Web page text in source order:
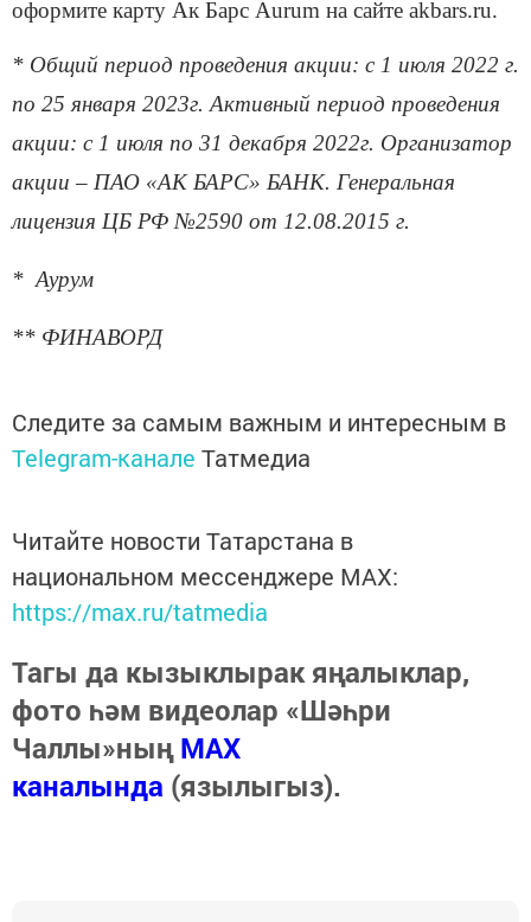
оформите карту Ак Барс Aurum на сайте akbars.ru.
* Общий период проведения акции: с 1 июля 2022 г.
по 25 января 2023г. Активный период проведения
акции: с 1 июля по 31 декабря 2022г. Организатор
акции – ПАО «АК БАРС» БАНК. Генеральная
лицензия ЦБ РФ №2590 от 12.08.2015 г.
* Аурум
** ФИНАВОРД
Следите за самым важным и интересным в
Telegram-канале Татмедиа
Читайте новости Татарстана в
национальном мессенджере MАХ:
https://max.ru/tatmedia
Тагы да кызыклырак яңалыклар,
фото һәм видеолар «Шәһри
Чаллы»ныңMAX
каналында (язылыгыз).